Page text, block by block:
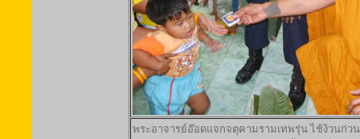
พระอาจารย์อ๊อดแจกจตุคามรามเทพรุ่น ไช้ง้วนก่วน